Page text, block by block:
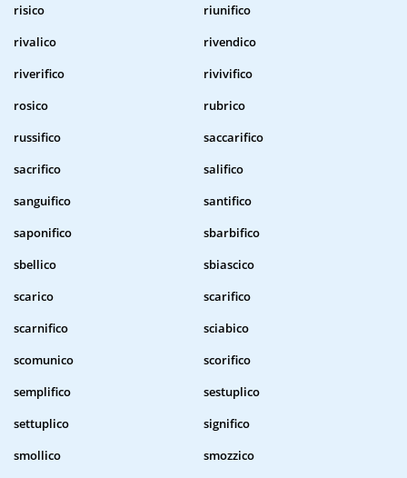
risico
riunifico
rivalico
rivendico
riverifico
rivivifico
rosico
rubrico
russifico
saccarifico
sacrifico
salifico
sanguifico
santifico
saponifico
sbarbifico
sbellico
sbiascico
scarico
scarifico
scarnifico
sciabico
scomunico
scorifico
semplifico
sestuplico
settuplico
significo
smollico
smozzico